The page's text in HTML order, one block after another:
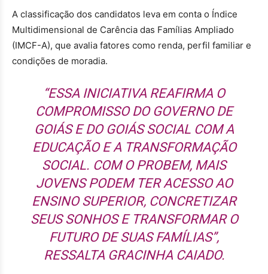
A classificação dos candidatos leva em conta o Índice
Multidimensional de Carência das Famílias Ampliado
(IMCF-A), que avalia fatores como renda, perfil familiar e
condições de moradia.
“ESSA INICIATIVA REAFIRMA O
COMPROMISSO DO GOVERNO DE
GOIÁS E DO GOIÁS SOCIAL COM A
EDUCAÇÃO E A TRANSFORMAÇÃO
SOCIAL. COM O PROBEM, MAIS
JOVENS PODEM TER ACESSO AO
ENSINO SUPERIOR, CONCRETIZAR
SEUS SONHOS E TRANSFORMAR O
FUTURO DE SUAS FAMÍLIAS”,
RESSALTA GRACINHA CAIADO.